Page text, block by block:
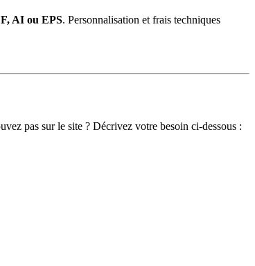
AI ou EPS. Personnalisation et frais techniques
pas sur le site ? Décrivez votre besoin ci-dessous :